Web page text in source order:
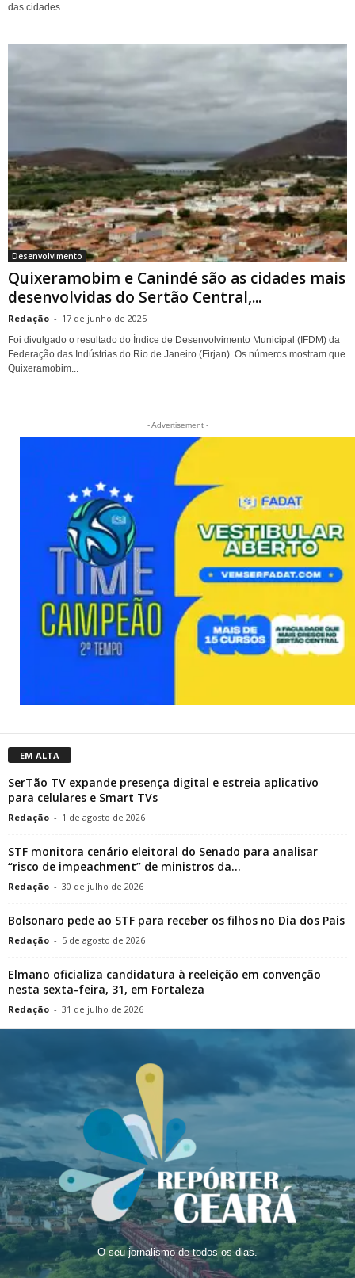
das cidades...
Desenvolvimento
Quixeramobim e Canindé são as cidades mais
desenvolvidas do Sertão Central,...
Redação - 17 de junho de 2025
Foi divulgado o resultado do Índice de Desenvolvimento Municipal (IFDM) da
Federação das Indústrias do Rio de Janeiro (Firjan). Os números mostram que
Quixeramobim...
- Advertisement -
EM ALTA
SerTão TV expande presença digital e estreia aplicativo
para celulares e Smart TVs
Redação - 1 de agosto de 2026
STF monitora cenário eleitoral do Senado para analisar
“risco de impeachment” de ministros da...
Redação - 30 de julho de 2026
Bolsonaro pede ao STF para receber os filhos no Dia dos Pais
Redação - 5 de agosto de 2026
Elmano oficializa candidatura à reeleição em convenção
nesta sexta-feira, 31, em Fortaleza
Redação - 31 de julho de 2026
O seu jornalismo de todos os dias.